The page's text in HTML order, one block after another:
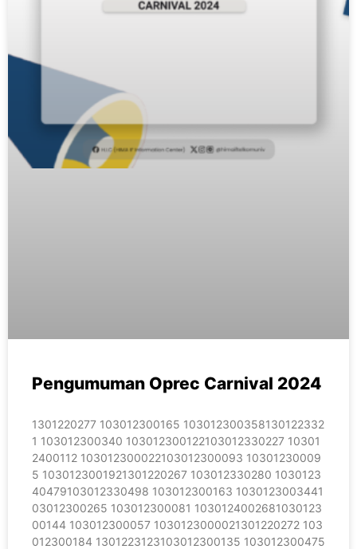
Pengumuman Oprec Carnival 2024
1301220277 103012300165 103012300358130122332
1 103012300340 103012300122103012330227 10301
2400112 103012300022103012300093 10301230009
5 1030123001921301220267 103012330280 1030123
40479103012330498 103012300163 1030123003441
03012300265 103012300081 1030124002681030123
00144 103012300057 1030123000021301220272 103
012300184 1301223123103012300135 103012300475